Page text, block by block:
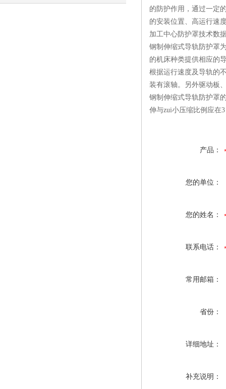
的防护作用，通过一定
的安装位置、高运行速
加工中心防护罩技术数
钢制伸缩式导轨防护罩
的机床种类提供相应的
根据运行速度及导轨的
装有滚轴。另外驱动板
钢制伸缩式导轨防护罩
伸与zui小压缩比例应在
产品：
您的单位：
您的姓名：
联系电话：
常用邮箱：
省份：
详细地址：
补充说明：